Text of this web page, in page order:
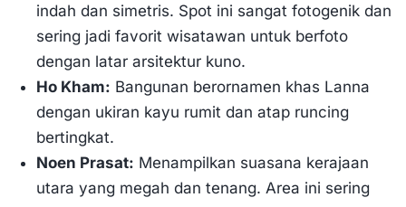
indah dan simetris. Spot ini sangat fotogenik dan
sering jadi favorit wisatawan untuk berfoto
dengan latar arsitektur kuno.
Ho Kham: Bangunan berornamen khas Lanna
dengan ukiran kayu rumit dan atap runcing
bertingkat.
Noen Prasat: Menampilkan suasana kerajaan
utara yang megah dan tenang. Area ini sering